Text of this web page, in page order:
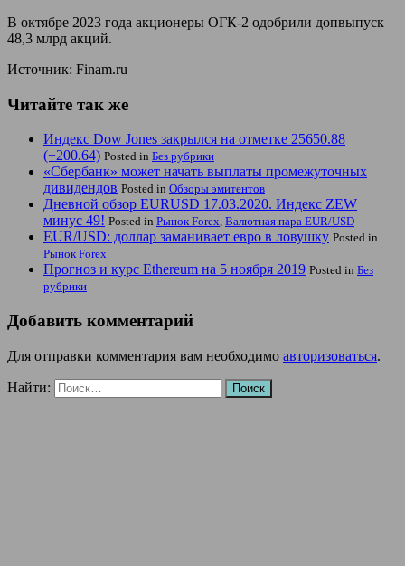
В октябре 2023 года акционеры ОГК-2 одобрили допвыпуск
48,3 млрд акций.
Источник: Finam.ru
Читайте так же
Индекс Dow Jones закрылся на отметке 25650.88
(+200.64) Posted in Без рубрики
«Сбербанк» может начать выплаты промежуточных
дивидендов Posted in Обзоры эмитентов
Дневной обзор EURUSD 17.03.2020. Индекс ZEW
минус 49! Posted in Рынок Forex, Валютная пара EUR/USD
EUR/USD: доллар заманивает евро в ловушку Posted in
Рынок Forex
Прогноз и курс Ethereum на 5 ноября 2019 Posted in Без
рубрики
Добавить комментарий
Для отправки комментария вам необходимо авторизоваться.
Найти: